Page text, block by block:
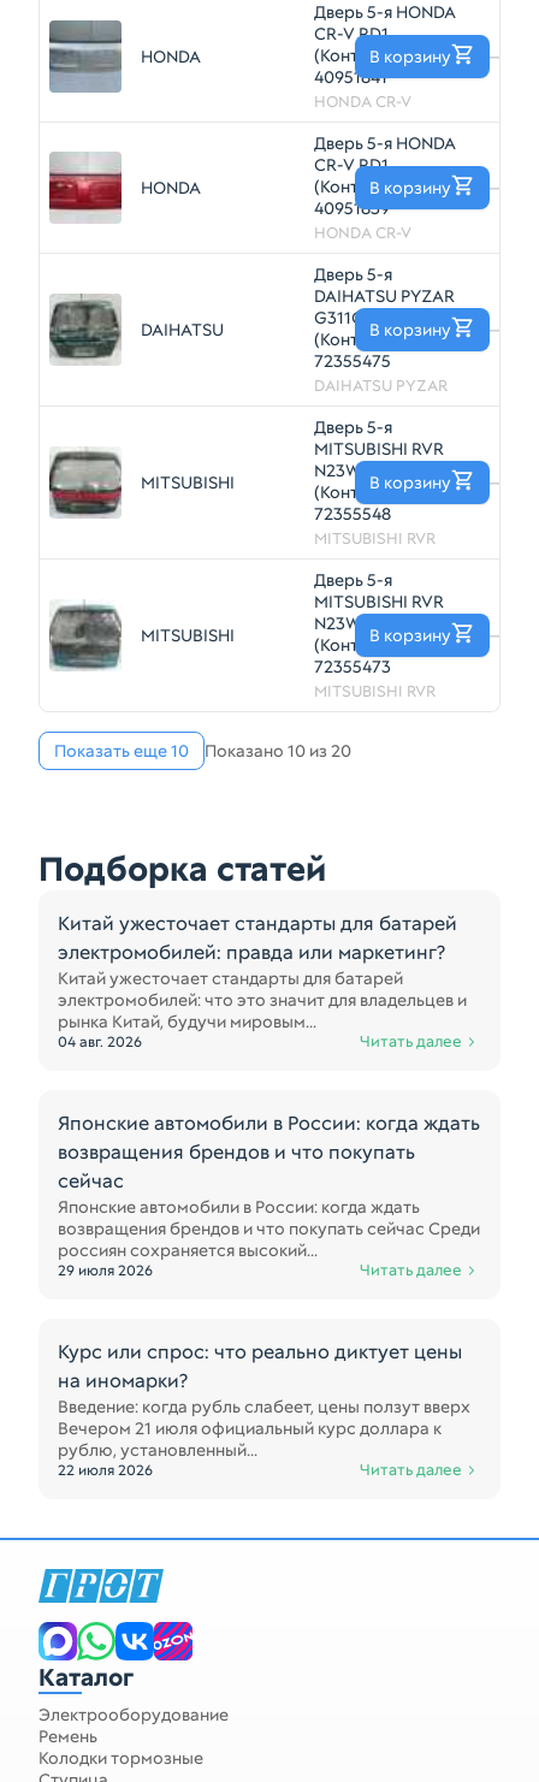
HONDA
Дверь 5-я HONDA
CR-V RD1
(Контрактный)
40951841
HONDA CR-V
—
В корзину
HONDA
Дверь 5-я HONDA
CR-V RD1
(Контрактный)
40951839
HONDA CR-V
—
В корзину
DAIHATSU
Дверь 5-я
DAIHATSU PYZAR
G311G
(Контрактный)
72355475
DAIHATSU PYZAR
—
В корзину
MITSUBISHI
Дверь 5-я
MITSUBISHI RVR
N23W
(Контрактный)
72355548
MITSUBISHI RVR
—
В корзину
MITSUBISHI
Дверь 5-я
MITSUBISHI RVR
N23W
(Контрактный)
72355473
MITSUBISHI RVR
—
В корзину
Показать еще 10 Показано 10 из 20
Подборка статей
Китай ужесточает стандарты для батарей
электромобилей: правда или маркетинг?
Китай ужесточает стандарты для батарей
электромобилей: что это значит для владельцев и
рынка Китай, будучи мировым...
04 авг. 2026 Читать далее
Японские автомобили в России: когда ждать
возвращения брендов и что покупать
сейчас
Японские автомобили в России: когда ждать
возвращения брендов и что покупать сейчас Среди
россиян сохраняется высокий...
29 июля 2026 Читать далее
Курс или спрос: что реально диктует цены
на иномарки?
Введение: когда рубль слабеет, цены ползут вверх
Вечером 21 июля официальный курс доллара к
рублю, установленный...
22 июля 2026 Читать далее
Запчасти для спецтехники
Каталог
Электрооборудование
Ремень
Колодки тормозные